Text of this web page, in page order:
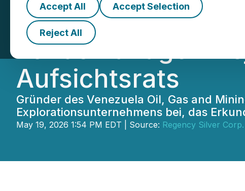
Accept All Accept Selection
Reject All
Regency Silver
Fondsmanager
Aufsichtsrats
Gründer des Venezuela Oil, Gas and
Explorationsunternehmens bei, das
May 19, 2026 1:54 PM EDT | Source: Regency Silver Corp.